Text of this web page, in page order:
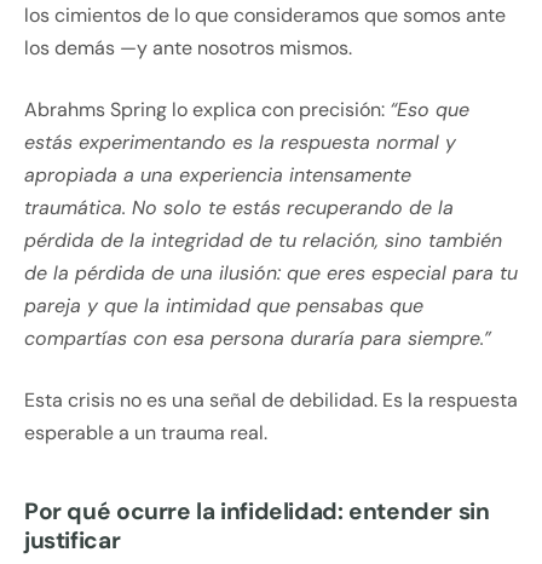
los cimientos de lo que consideramos que somos ante
los demás —y ante nosotros mismos.
Abrahms Spring lo explica con precisión: “Eso que
estás experimentando es la respuesta normal y
apropiada a una experiencia intensamente
traumática. No solo te estás recuperando de la
pérdida de la integridad de tu relación, sino también
de la pérdida de una ilusión: que eres especial para tu
pareja y que la intimidad que pensabas que
compartías con esa persona duraría para siempre.”
Esta crisis no es una señal de debilidad. Es la respuesta
esperable a un trauma real.
Por qué ocurre la infidelidad: entender sin
justificar